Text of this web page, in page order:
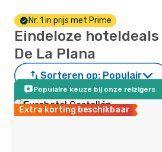
Nr. 1 in prijs met Prime
Eindeloze
De La Plana
Sorteren op: Populair
Populaire keuze bij onze reizigers
Extra korting beschikbaar